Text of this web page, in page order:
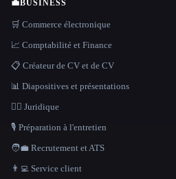
💼BUSINESS
🛒 Commerce électronique
📈 Comptabilité et Finance
📋 Créateur de CV et de CV
📊 Diapositives et présentations
👩‍⚖️ Juridique
🎙️ Préparation à l'entretien
🧑‍💼 Recrutement et ATS
👨‍💻 Service client